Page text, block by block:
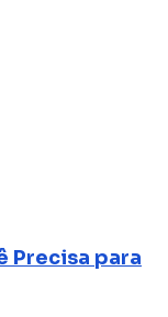
Precisa para